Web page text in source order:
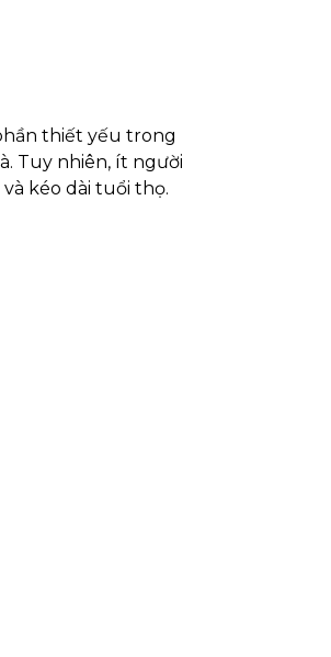
thiết yếu trong
Tuy nhiên, ít người
kéo dài tuổi thọ.